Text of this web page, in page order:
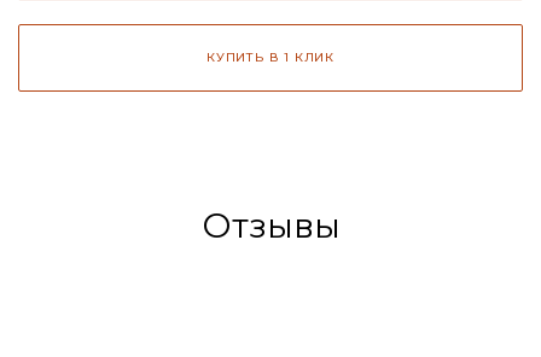
КУПИТЬ В 1 КЛИК
Отзывы